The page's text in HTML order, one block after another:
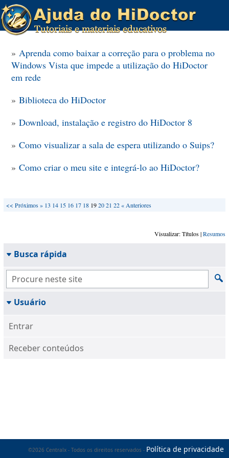
» Aprenda como baixar a correção para o problema no
Windows Vista que impede a utilização do HiDoctor
em rede
» Biblioteca do HiDoctor
» Download, instalação e registro do HiDoctor 8
» Como visualizar a sala de espera utilizando o Suips?
» Como criar o meu site e integrá-lo ao HiDoctor?
<< Próximos » 13 14 15 16 17 18 192021 22« Anteriores
Visualizar: Títulos |Resumos
Busca rápida
Usuário
Entrar
Receber conteúdos
©2026 Centralx - Todos os direitos reservados - Política de privacidade